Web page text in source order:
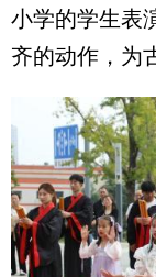
小学的学生表
齐的动作，为